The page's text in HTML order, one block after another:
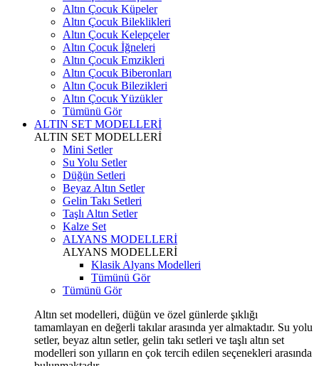
Altın Çocuk Küpeler
Altın Çocuk Bileklikleri
Altın Çocuk Kelepçeler
Altın Çocuk İğneleri
Altın Çocuk Emzikleri
Altın Çocuk Biberonları
Altın Çocuk Bilezikleri
Altın Çocuk Yüzükler
Tümünü Gör
ALTIN SET MODELLERİ
ALTIN SET MODELLERİ
Mini Setler
Su Yolu Setler
Düğün Setleri
Beyaz Altın Setler
Gelin Takı Setleri
Taşlı Altın Setler
Kalze Set
ALYANS MODELLERİ
ALYANS MODELLERİ
Klasik Alyans Modelleri
Tümünü Gör
Tümünü Gör
Altın set modelleri, düğün ve özel günlerde şıklığı
tamamlayan en değerli takılar arasında yer almaktadır. Su yolu
setler, beyaz altın setler, gelin takı setleri ve taşlı altın set
modelleri son yılların en çok tercih edilen seçenekleri arasında